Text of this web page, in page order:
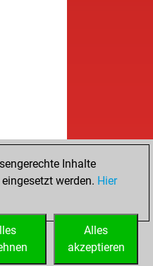
Inhalte
werden. Hier
Alles
akzeptieren